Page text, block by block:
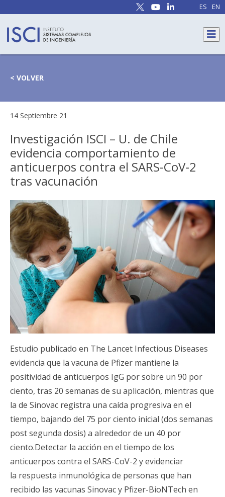
ES EN
< VOLVER
14 Septiembre 21
Investigación ISCI – U. de Chile
evidencia comportamiento de
anticuerpos contra el SARS-CoV-2
tras vacunación
Estudio publicado en The Lancet Infectious Diseases
evidencia que la vacuna de Pfizer mantiene la
positividad de anticuerpos IgG por sobre un 90 por
ciento, tras 20 semanas de su aplicación, mientras que
la de Sinovac registra una caída progresiva en el
tiempo, bajando del 75 por ciento inicial (dos semanas
post segunda dosis) a alrededor de un 40 por
ciento.Detectar la acción en el tiempo de los
anticuerpos contra el SARS-CoV-2 y evidenciar
la respuesta inmunológica de personas que han
recibido las vacunas Sinovac y Pfizer-BioNTech en